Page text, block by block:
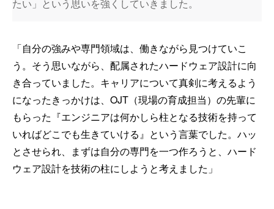
たい」という思いを強くしていきました。
「自分の強みや専門領域は、働きながら見つけていこ
う。そう思いながら、配属されたハードウェア設計に向
き合っていました。キャリアについて真剣に考えるよう
になったきっかけは、OJT（現場の育成担当）の先輩に
もらった『エンジニアは何かしら柱となる技術を持って
いればどこでも生きていける』という言葉でした。ハッ
とさせられ、まずは自分の専門を一つ作ろうと、ハード
ウェア設計を技術の柱にしようと考えました」